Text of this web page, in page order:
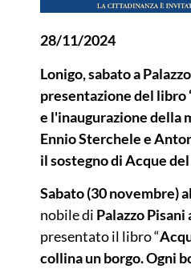
28/11/2024
Lonigo, sabato a
presentazione del libro
e l'inaugurazione della
Ennio Sterchele e
il sostegno di Acque
Sabato (30 novembre)
nobile di Palazzo Pisani
presentato il libro “
collina un borgo. Ogni